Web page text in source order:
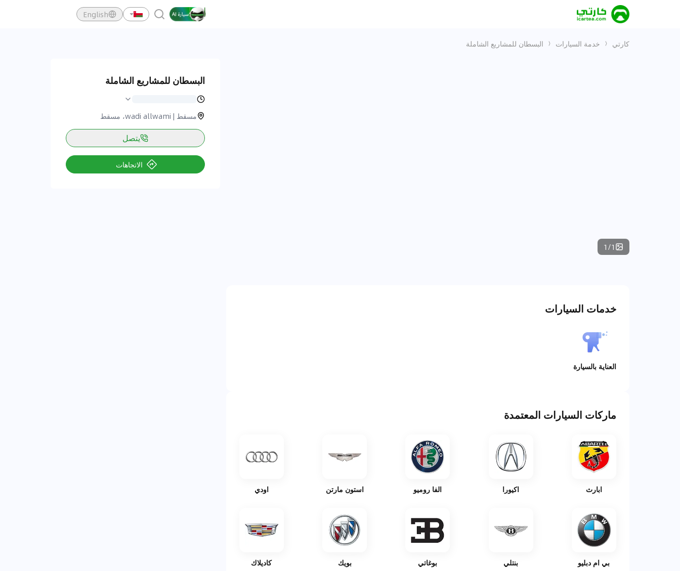
English
كارتي خدمة السيارات البسطان للمشاريع الشاملة
1/1
البسطان للمشاريع الشاملة
مسقط | wadi allwami، مسقط
يتصل
الاتجاهات
خدمات السيارات
العناية بالسيارة
ماركات السيارات المعتمدة
ابارث اكيورا الفا روميو استون مارتن اودي
بي ام دبليو بنتلي بوغاتي بويك كاديلاك